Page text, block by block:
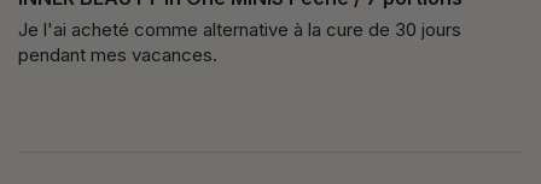
Je l'ai acheté comme alternative à la cure de 30 jours
pendant mes vacances.